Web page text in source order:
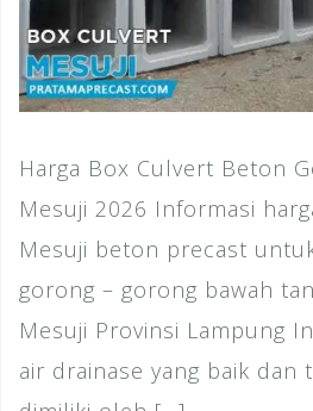
Harga Box Culvert Beton
Mesuji 2026 Informasi
Mesuji beton precast
gorong – gorong bawah
Mesuji Provinsi Lampung
air drainase yang baik dan